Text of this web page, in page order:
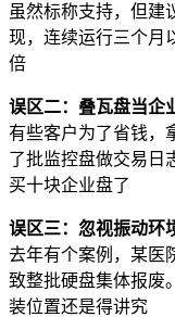
虽然标称支持，但建
现，连续运行三个月
倍
误区二：叠瓦盘当企
有些客户为了省钱，
了批监控盘做交易日
买十块企业盘了
误区三：忽视振动环
去年有个案例，某医
致整批硬盘集体报废
装位置还是得讲究